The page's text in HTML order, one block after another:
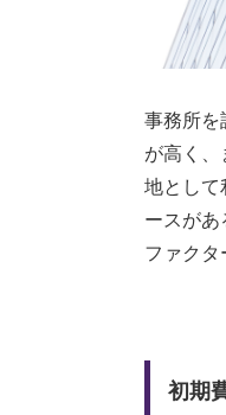
事務所を
が高く
地として
ースが
ファクタ
初期